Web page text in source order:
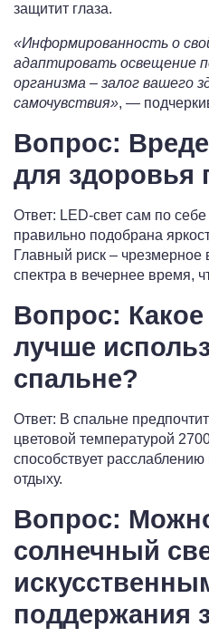
защитит глаза.
«Информированность о
адаптировать освещение
организма – залог вашего
самочувствия», —
Вопрос:
для здоровья
Ответ: LED-свет сам по
правильно подобрана
Главный риск – чрезмерное
спектра в вечернее время,
Вопрос:
лучше
спальне?
Ответ: В спальне
цветовой температурой
способствует
отдыху.
Вопрос:
солнечный
поддержания